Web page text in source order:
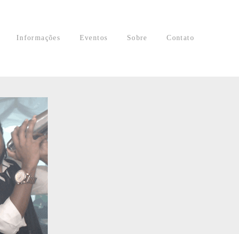
Informações Eventos Sobre Contato